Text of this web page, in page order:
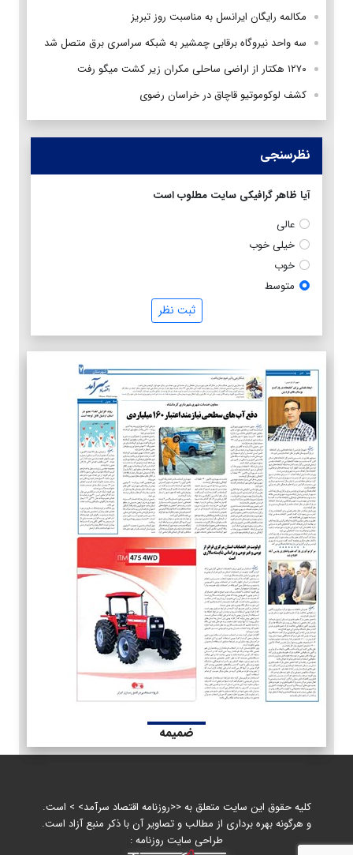
مکالمه رایگان ایرانسل به مناسبت روز تبریز
سه واحد نیروگاه برقابی چمشیر به شبکه سراسری برق متصل شد
۱۲۷۰ هکتار از اراضی ساحلی مکران زیر کشت میگو رفت
کشف لوکوموتیو قاچاق در خراسان رضوی
نظرسنجی
آیا ظاهر گرافیکی سایت مطلوب است
عالی
خیلی خوب
خوب
متوسط
ثبت نظر
ضمیمه
کلیه حقوق این سایت متعلق به <<روزنامه اقتصاد سرآمد> > است.
و هرگونه بهره برداری از مطالب و تصاویر آن با ذکر منبع آزاد است.
طراحی سایت روزنامه :